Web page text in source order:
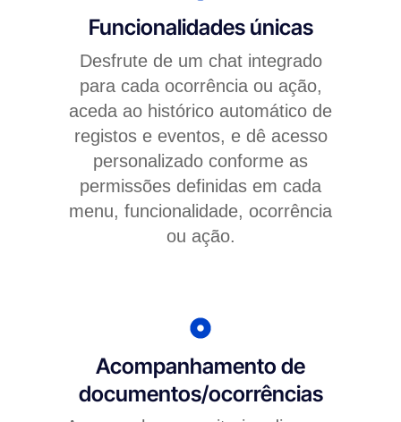
Funcionalidades únicas
Desfrute de um chat integrado
para cada ocorrência ou ação,
aceda ao histórico automático de
registos e eventos, e dê acesso
personalizado conforme as
permissões definidas em cada
menu, funcionalidade, ocorrência
ou ação.
Acompanhamento de
documentos/ocorrências